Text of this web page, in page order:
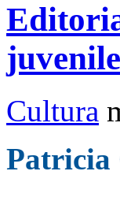
Cultura
Patricia